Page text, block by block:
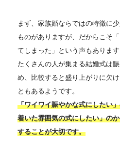
まず、家族婚ならではの特徴に
ものがありますが、だからこそ
てしまった」という声もあります
たくさんの人が集まる結婚式は
め、比較すると盛り上がりに欠
ともあるようです。
「ワイワイ賑やかな式にしたい
着いた雰囲気の式にしたい」の
することが大切です。